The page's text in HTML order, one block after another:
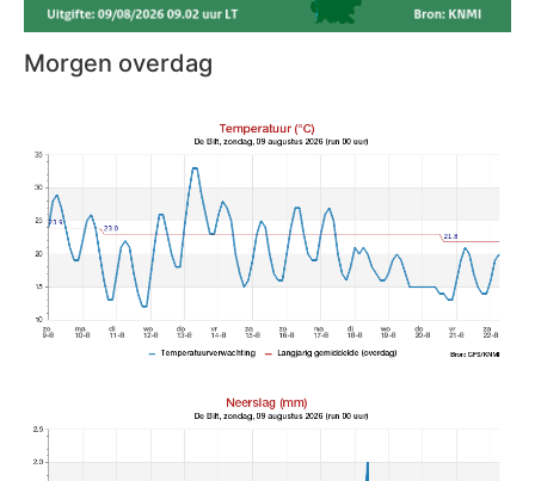
Morgen overdag